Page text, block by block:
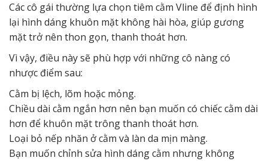
Các cô gái thường lựa chọn tiêm cằm Vline để định hình
lại hình dáng khuôn mặt không hài hòa, giúp gương
mặt trở nên thon gọn, thanh thoát hơn.
Vì vậy, điều này sẽ phù hợp với những cô nàng có
nhược điểm sau:
Cằm bị lệch, lõm hoặc mỏng.
Chiều dài cằm ngắn hơn nên bạn muốn có chiếc cằm dài
hơn để khuôn mặt trông thanh thoát hơn.
Loại bỏ nếp nhăn ở cằm và làn da mịn màng.
Bạn muốn chỉnh sửa hình dáng cằm nhưng không